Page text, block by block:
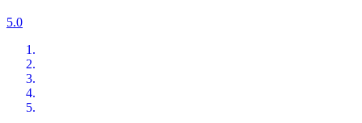
5.0